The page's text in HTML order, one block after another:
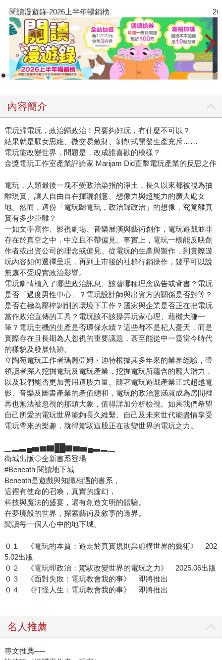
閱讀漫遊錄-2026上半年暢銷榜
內容簡介
電玩歸電玩，政治歸政治！只要夠好玩，有什麼不可以？
結果就是厭女思維、微交易斂財、剝削式開發生產充斥……
電玩能改變世界，問題是，改成誰喜歡的模樣？
金獎電玩工作室產業評論家 Marijam Did直擊電玩產業的反思之作
電玩，人類最後一塊不受政治染指的淨土，長久以來都被視為抽
離現實、讓人自由自在揮灑創意、想像力與超能力的廣大處女
地。然而，這份「電玩歸電玩，政治歸政治」的想像，究竟離真
實有多少距離？
一如文學寫作、影視劇場、音樂展演與藝術創作，電玩遊戲並非
存在於真空之中，中立且不帶偏見。事實上，電玩一樣能反映創
作者或出資公司的理念或偏見。從電玩的生產與製作，到實際遊
玩內容如何選擇呈現，再到上市後的社群行銷操作，幾乎可以說
無處不受現實政治影響。
電玩劇情植入了哪些政治訊息、該替哪種理念廣告或背書？電玩
是否「過度男性中心」？電玩設計師與出資方的關係是否對等？
是否在極為壓榨剝削的環境下工作？國家與企業是否正在把電玩
當作政治宣傳的工具？電玩該不該操弄玩家心理、藉機大賺一
筆？電玩主機的生產是否環保永續？這些都不是杞人憂天，而是
實際存在且長期為人忽視的重要議題，甚至能從中一窺當今時代
的樣貌及發展軌跡。
立陶宛電玩工作者瑪麗亞姆・迪特根據其多年來的業界經驗，帶
領讀者深入挖掘電玩及電玩產業，挖掘電玩所蘊含的龐大潛力，
以及我們能否更加善用這股力量。隨著電玩遊戲產業正式超越電
影、音樂及圖書產業的產值總和，電玩的政治意涵就成為房間裡
再也無法被忽視的那頭大象，值得詳加分析檢視。如果我們希望
自己所愛的電玩世界能夠長久維繫、自己及未來世代能盡情享受
電玩帶來的樂趣，就得駕馭這股正在改變世界的電玩之力。
▁▂▃▄▅▆▇██▇▆▅▄▃▂▁
衛城出版◇全新書系登場
#Beneath 閱讀地下城
Beneath是遊戲與知識相遇的書系，
這裡有使命的召喚，真實的虛幻，
科技與魔法的盛宴，還有創造文明的體驗。
在夢境般的世界，探索藝術及敘事的邊界。
閱讀每一個人心中的地下城。
０１ 《電玩的本質：遊走於真實規則與虛構世界的藝術》 202
5.02出版
０２ 《電玩即政治：駕馭改變世界的電玩之力》 2025.06出版
０３ 《面對失敗：電玩教會我的事》 即將推出
０４ 《打怪人生：電玩教會我的事》 即將推出
名人推薦
專文推薦──